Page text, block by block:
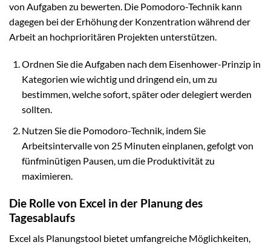
von Aufgaben zu bewerten. Die Pomodoro-Technik kann
dagegen bei der Erhöhung der Konzentration während der
Arbeit an hochprioritären Projekten unterstützen.
Ordnen Sie die Aufgaben nach dem Eisenhower-Prinzip in
Kategorien wie wichtig und dringend ein, um zu
bestimmen, welche sofort, später oder delegiert werden
sollten.
Nutzen Sie die Pomodoro-Technik, indem Sie
Arbeitsintervalle von 25 Minuten einplanen, gefolgt von
fünfminütigen Pausen, um die Produktivität zu
maximieren.
Die Rolle von Excel in der Planung des
Tagesablaufs
Excel als Planungstool bietet umfangreiche Möglichkeiten,